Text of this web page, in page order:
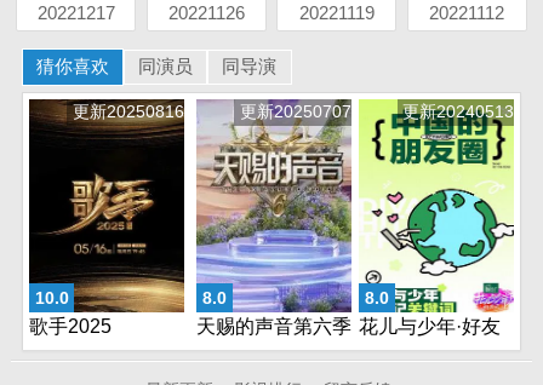
20221217 20221126 20221119 20221112
猜你喜欢 同演员 同导演
10.0
更新20250816
歌手2025
8.0
更新20250707
天赐的声音第六季
8.0
更新20240513
花儿与少年·好友
记